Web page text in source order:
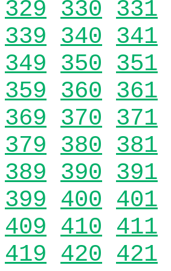
329 330 331
339 340 341
349 350 351
359 360 361
369 370 371
379 380 381
389 390 391
399 400 401
409 410 411
419 420 421